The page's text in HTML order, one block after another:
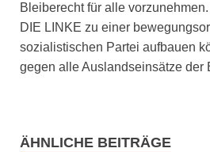
Bleiberecht für alle
DIE LINKE zu einer
sozialistischen Partei aufbauen
gegen alle Auslandseinsätze der
ÄHNLICHE BEITRÄGE